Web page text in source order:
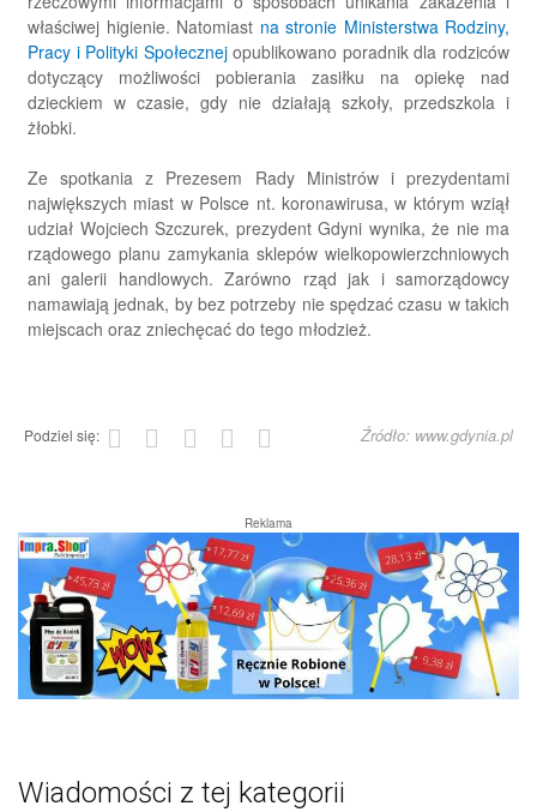
właściwej higienie. Natomiast na stronie Ministerstwa Rodziny,
Pracy i Polityki Społecznejopublikowano poradnik dla rodziców
dotyczący możliwości pobierania zasiłku na opiekę nad
dzieckiem w czasie, gdy nie działają szkoły, przedszkola i
żłobki.
Ze spotkania z Prezesem Rady Ministrów i prezydentami
największych miast w Polsce nt. koronawirusa, w którym wziął
udział Wojciech Szczurek, prezydent Gdyni wynika, że nie ma
rządowego planu zamykania sklepów wielkopowierzchniowych
ani galerii handlowych. Zarówno rząd jak i samorządowcy
namawiają jednak, by bez potrzeby nie spędzać czasu w takich
miejscach oraz zniechęcać do tego młodzież.
Podziel się: Źródło: www.gdynia.pl
Reklama
Wiadomości z tej kategorii